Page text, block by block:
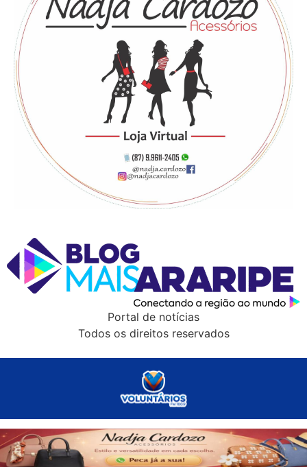
Portal de notícias
Todos os direitos reservados